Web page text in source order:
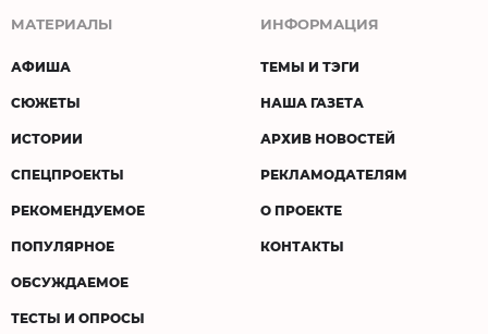
МАТЕРИАЛЫ
АФИША
СЮЖЕТЫ
ИСТОРИИ
СПЕЦПРОЕКТЫ
РЕКОМЕНДУЕМОЕ
ПОПУЛЯРНОЕ
ОБСУЖДАЕМОЕ
ТЕСТЫ И ОПРОСЫ
ИНФОРМАЦИЯ
ТЕМЫ И ТЭГИ
НАША ГАЗЕТА
АРХИВ НОВОСТЕЙ
РЕКЛАМОДАТЕЛЯМ
О ПРОЕКТЕ
КОНТАКТЫ